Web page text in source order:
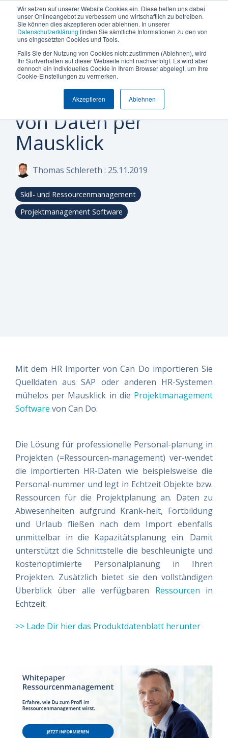
Wir setzen auf unserer Website Cookies ein. Diese helfen uns dabei
unser Onlineangebot zu verbessern und wirtschaftlich zu betreiben.
Sie können dies akzeptieren oder ablehnen. In unserer
Datenschutzerklärung finden Sie sämtliche Informationen zu den von
uns eingesetzten Cookies und Tools.
Falls Sie der Nutzung von Cookies nicht zustimmen (Ablehnen), wird
Ihr Surfverhalten auf dieser Webseite nicht nachverfolgt. Es wird aber
dennoch ein individuelles Cookie in Ihrem Browser abgelegt, um Ihre
Cookie-Einstellungen zu vermerken.
Akzeptieren Ablehnen
Termin vereinbaren +49 (0) 89 512 65 100
Was
möchten
steuern
oder
optimieren?
Unternehmensgröße
Mittelstand
Produkte
und
Management
Projekt-
Management
Controlling
&
Branchen
Die
Can
Plattform
Plattform Überblick
Integrationen
Reporting & BI
KI-Funktionalität
Sicherheit & Hosting
Machen
Sie
den
ersten
Schritt
zu
Sind Sie
neugierig,
ob Can Do
Ihre
Anforderungen
Demo
buchen!
Insights
&
Practices
Blog
Whitepaper & eBooks
Hybride Mastercalss
Webinare & Videos
Wissen-Wiki
Anwender der Can Do Software
FAQs
Newsletter
Machen
Sie
den
ersten
Schritt
zu
Sind Sie
neugierig,
ob Can Do
Ihre
Anforderungen
Demo
buchen!
Was
uns
auszeichnet
Über Uns (Geschichte)
Warum Can Do
Partner
Zertifizierungen
Nachhaltigkeit
Karriere
Machen
Sie
den
ersten
Schritt
zu
Sind Sie
neugierig,
ob Can Do
Ihre
Anforderungen
Demo
buchen!
Can Do HR Importer
ermöglicht Import
von Daten per
Mausklick
Thomas Schlereth : 25.11.2019
Skill- und Ressourcenmanagement
Projektmanagement Software
Mit dem HR Importer von Can Do importieren Sie
Quelldaten aus SAP oder anderen HR-Systemen
mühelos per Mausklick in die Projektmanagement
Software von Can Do.
Die Lösung für professionelle Personal-planung in
Projekten (=Ressourcen-management) ver-wendet
die importierten HR-Daten wie beispielsweise die
Personal-nummer und legt in Echtzeit Objekte bzw.
Ressourcen für die Projektplanung an. Daten zu
Abwesenheiten aufgrund Krank-heit, Fortbildung
und Urlaub fließen nach dem Import ebenfalls
unmittelbar in die Kapazitätsplanung ein. Damit
unterstützt die Schnittstelle die beschleunigte und
kostenoptimierte Personalplanung in Ihren
Projekten. Zusätzlich bietet sie den vollständigen
Überblick über alle verfügbaren Ressourcen in
Echtzeit.
>> Lade Dir hier das Produktdatenblatt herunter